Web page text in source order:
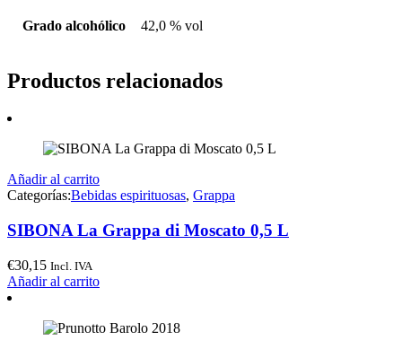
Grado alcohólico 42,0 % vol
Productos relacionados
Añadir al carrito
Categorías:Bebidas espirituosas, Grappa
SIBONA La Grappa di Moscato 0,5 L
€30,15 Incl. IVA
Añadir al carrito